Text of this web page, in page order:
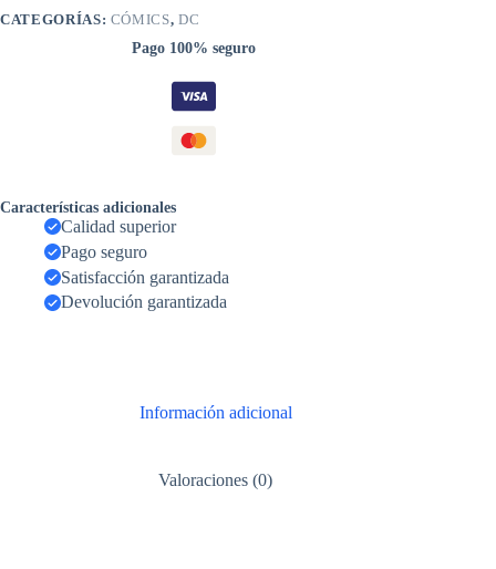
CATEGORÍAS: CÓMICS,DC
Pago 100% seguro
Características adicionales
Calidad superior
Pago seguro
Satisfacción garantizada
Devolución garantizada
Información adicional
Valoraciones (0)